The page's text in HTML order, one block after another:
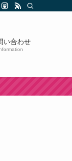
い合わせ